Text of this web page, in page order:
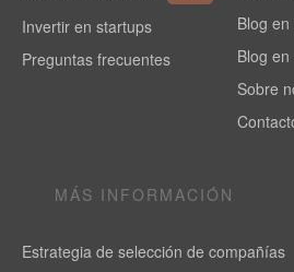
Invertir en startups
Preguntas frecuentes
Blog
Blog
Sobre
MÁS INFORMACIÓN
Estrategia de selección de compañías